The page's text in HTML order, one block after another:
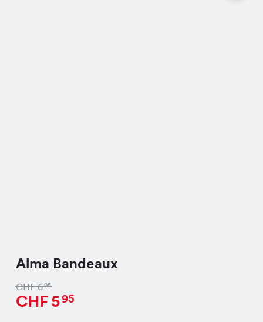
Alma Bandeaux
CHF695
CHF595